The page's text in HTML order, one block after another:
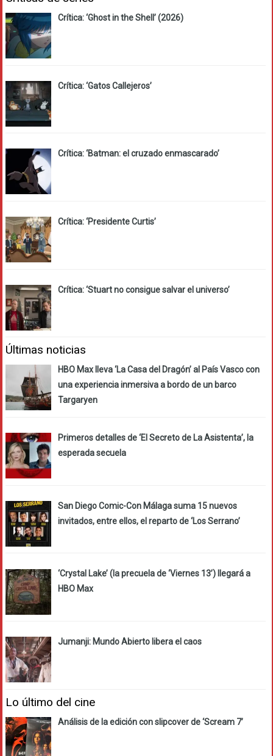
Crítica: ‘Ghost in the Shell’ (2026)
Crítica: ‘Gatos Callejeros’
Crítica: ‘Batman: el cruzado enmascarado’
Crítica: ‘Presidente Curtis’
Crítica: ‘Stuart no consigue salvar el universo’
Últimas noticias
HBO Max lleva ‘La Casa del Dragón’ al País Vasco con
una experiencia inmersiva a bordo de un barco
Targaryen
Primeros detalles de ‘El Secreto de La Asistenta’, la
esperada secuela
San Diego Comic-Con Málaga suma 15 nuevos
invitados, entre ellos, el reparto de ‘Los Serrano’
‘Crystal Lake’ (la precuela de ‘Viernes 13’) llegará a
HBO Max
Jumanji: Mundo Abierto libera el caos
Lo último del cine
Análisis de la edición con slipcover de ‘Scream 7’